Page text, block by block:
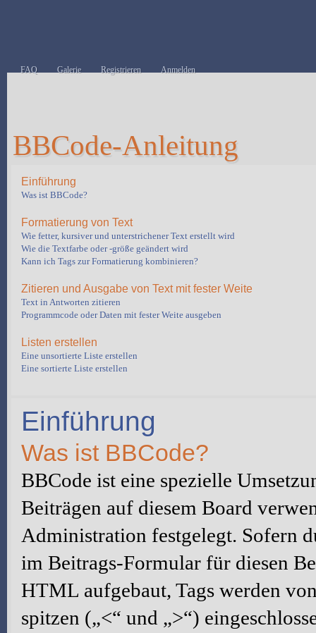
FAQ Galerie Registrieren Anmelden
BBCode-Anleitung
Einführung
Was ist BBCode?
Formatierung von Text
Wie fetter, kursiver und unterstrichener Text erstellt wird
Wie die Textfarbe oder -größe geändert wird
Kann ich Tags zur Formatierung kombinieren?
Zitieren und Ausgabe von Text mit fester Weite
Text in Antworten zitieren
Programmcode oder Daten mit fester Weite ausgeben
Listen erstellen
Eine unsortierte Liste erstellen
Eine sortierte Liste erstellen
Einführung
Was ist BBCode?
BBCode ist eine spezielle
Beiträgen auf diesem Board
Administration festgelegt. Sofern
im Beitrags-Formular für diesen
HTML aufgebaut, Tags werden
spitzen („<“ und „>“)